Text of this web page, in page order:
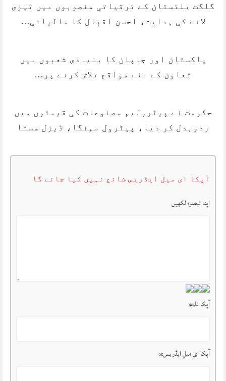
گلگت بلتستان کے ترقیاتی منصوبوں میں تیزی
لانے کی ہدایت، احسن اقبال کا مالیاتی…
پاکستان اور جاپان کا بنیادی شعبوں میں
تعاون کے نئے مواقع تلاش کرنے پر…
حکومت نے پیٹرولیم مصنوعات کی قیمتوں میں
ردوبدل کر دیا، پیٹرول مہنگا، ڈیزل سستا
آپکا ای میل ایڈریس شائع نہیں کیا جائے گا
اپنا تبصرہ لکھیں
آپکا نام*
آپکا ای میل ایڈریس*